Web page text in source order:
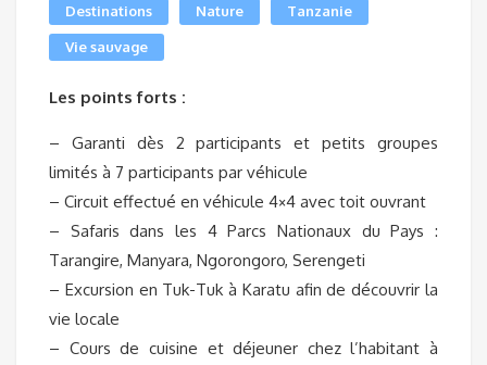
Destinations Nature Tanzanie
Vie sauvage
Les points forts :
– Garanti dès 2 participants et petits groupes
limités à 7 participants par véhicule
– Circuit effectué en véhicule 4×4 avec toit ouvrant
– Safaris dans les 4 Parcs Nationaux du Pays :
Tarangire, Manyara, Ngorongoro, Serengeti
– Excursion en Tuk-Tuk à Karatu afin de découvrir la
vie locale
– Cours de cuisine et déjeuner chez l’habitant à